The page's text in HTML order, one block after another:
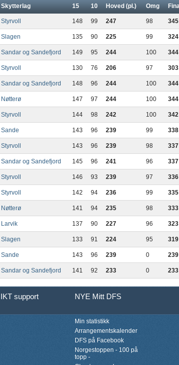
Skytterlag 15 10 Hoved (pl.) Omg
Styrvoll 148 99 247 98 345
Slagen 135 90 225 99 324
Sandar og Sandefjord 149 95 244 100 344
Styrvoll 130 76 206 97 303
Sandar og Sandefjord 148 96 244 100 344
Nøtterø 147 97 244 100 344
Styrvoll 144 98 242 100 342
Sande 143 96 239 99 338
Styrvoll 143 96 239 98 337
Sandar og Sandefjord 145 96 241 96 337
Styrvoll 146 93 239 97 336
Styrvoll 142 94 236 99 335
Nøtterø 141 94 235 98 333
Larvik 137 90 227 96 323
Slagen 133 91 224 95 319
Sande 143 96 239 0 239
Sandar og Sandefjord 141 92 233 0 233
IKT support NYE Mitt DFS
Min statistikk
Arrangementskalender
DFS på Facebook
Norgestoppen - 100 på
topp -